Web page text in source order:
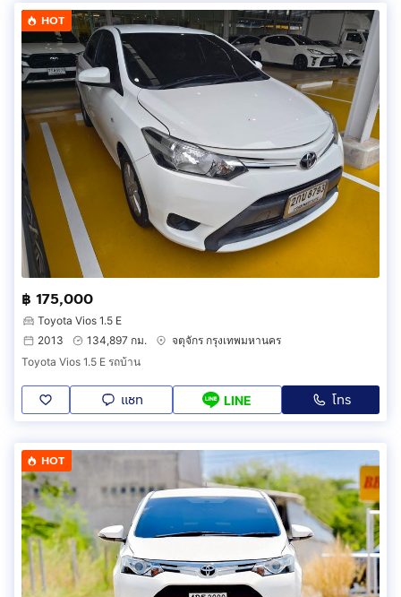
HOT
฿ 175,000
Toyota Vios 1.5 E
2013
134,897 กม.
จตุจักร กรุงเทพมหานคร
Toyota Vios 1.5 E รถบ้าน
แชท LINE โทร
HOT